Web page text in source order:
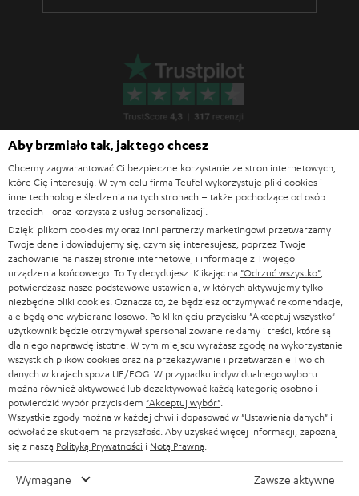
Blog Teufel
Technologie audio, Trendy hi-fi, Porady i wskazówki
Serwis
Często zadawane pytania
Kontakt
Zwroty
Śledzenie wysyłki
Przetestuj nasze produkty na własnych uszach i zaufaj
Aby brzmiało tak, jak tego chcesz
Chcemy zagwarantować Ci bezpieczne korzystanie ze stron internetowych,
które Cię interesują. W tym celu firma Teufel wykorzystuje pliki cookies i
inne technologie śledzenia na tych stronach – także pochodzące od osób
trzecich - oraz korzysta z usług personalizacji.
Dzięki plikom cookies my oraz inni partnerzy marketingowi przetwarzamy
Twoje dane i dowiadujemy się, czym się interesujesz, poprzez Twoje
zachowanie na naszej stronie internetowej i informacje z Twojego
urządzenia końcowego. To Ty decydujesz: Klikając na "Odrzuć wszystko"
potwierdzasz nasze podstawowe ustawienia, w których aktywujemy tylko
niezbędne pliki cookies. Oznacza to, że będziesz otrzymywać rekomendacje,
ale będą one wybierane losowo. Po kliknięciu przycisku "Akceptuj wszystko"
użytkownik będzie otrzymywał spersonalizowane reklamy i treści, które są
dla niego naprawdę istotne. W tym miejscu wyrażasz zgodę na wykorzystanie
wszystkich plików cookies oraz na przekazywanie i przetwarzanie Twoich
danych w krajach spoza UE/EOG. W przypadku indywidualnego wyboru
można również aktywować lub dezaktywować każdą kategorię osobno i
potwierdzić wybór przyciskiem "Akceptuj wybór"
Wszystkie zgody można w każdej chwili dopasować w "Ustawienia danych" i
odwołać ze skutkiem na przyszłość. Aby uzyskać więcej informacji, zapoznaj
się z naszą Polityką Prywatności i Notą Prawną
Wymagane Zawsze aktywne